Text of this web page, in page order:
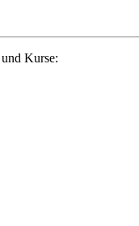
Kurse: